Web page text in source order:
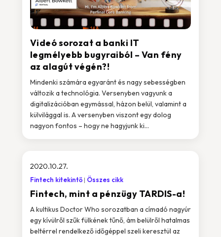
Videó sorozat a banki IT
legmélyebb bugyraiból – Van fény
az alagút végén?!
Mindenki számára egyaránt és nagy sebességben
változik a technológia. Versenyben vagyunk a
digitalizációban egymással, házon belül, valamint a
külvilággal is. A versenyben viszont egy dolog
nagyon fontos – hogy ne hagyjunk ki...
Fintech, mint a pénzügy TARDIS-a!
2020.10.27.
Fintech kitekintő Összes cikk
A kultikus Doctor Who sorozatban a címadó nagyúr
egy kívülről szűk fülkének tűnő, ám belülről hatalmas
beltérrel rendelkező időgéppel szeli keresztül az